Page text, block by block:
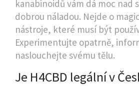
kanabinoidů vám dá moc nad
dobrou náladou. Nejde o
nástroje, které musí být
Experimentujte opatrně,
naslouchejte svému tělu.
Je H4CBD legální v